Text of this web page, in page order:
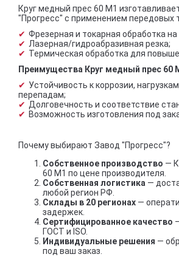
Круг медный прес 60 М1
"Прогресс" с применением передовых
Фрезерная и токарная обработка
Лазерная/гидроабразивная резка;
Термическая обработка для
Преимущества Круг медный прес 60
Устойчивость к коррозии,
перепадам;
Долговечность и соответствие
Возможность изготовления под
Почему выбирают Завод "Прогресс"?
Собственное производство —
60 М1 по цене производителя.
Собственная логистика —
любой регион РФ.
Склады в 20 регионах —
задержек.
Сертифицированное качество
ГОСТ и ISO.
Индивидуальные решения —
под ваш заказ.